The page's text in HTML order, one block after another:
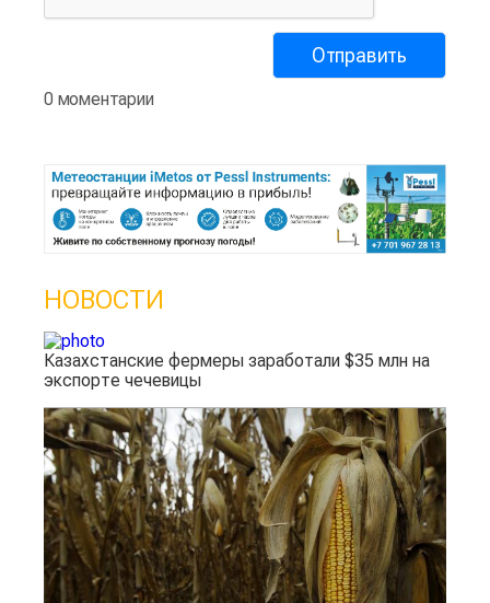
0 моментарии
НОВОСТИ
Казахстанские фермеры заработали $35 млн на
экспорте чечевицы